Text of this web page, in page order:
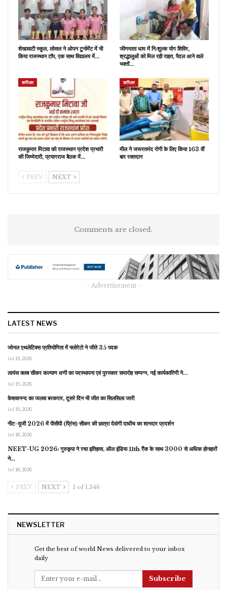
शेखावाटी स्कूल, लोसल ने ओपन टूर्नामेंट में भी
किया राजस्थान टॉप, एक साथ विद्यालय में…
जीणमाता धाम में नि:शुल्क योग शिविर,
श्रद्धालुओं को मिल रही राहत, पैदल आने वाले
भक्तों…
करिअर
राजकुमार मिटावा को राजस्थान प्रदेश प्रभारी
की जिम्मेदारी, प्रयागराज बैठक में…
करिअर
मील ने जरूरतमंद रोगी के लिए किया 163 वीं
बार रक्तदान
PREV NEXT
Comments are closed.
- Advertisement -
LATEST NEWS
जोनल एथलेटिक्स प्रतियोगिता में फ्लोरेटो ने जीते 35 पदक
Jul 19, 2026
लायंस क्लब सीकर कल्याण धणी का पदस्थापना एवं पुरस्कार समारोह सम्पन्न, नई कार्यकारिणी ने…
Jul 19, 2026
केशवानन्द का जलवा बरकरार, दूसरे दिन भी जीत का सिलसिला जारी
Jul 19, 2026
नीट-यूजी 2026 में पीसीपी (प्रिंस) सीकर की छात्रा देवांगी दाधीच का शानदार प्रदर्शन
Jul 18, 2026
NEET-UG 2026: गुरुकृपा ने रचा इतिहास, ऑल इंडिया 11th रैंक के साथ 3000 से अधिक होनहारों
ने…
Jul 18, 2026
PREV NEXT 1 of 1,346
NEWSLETTER
Get the best of world News delivered to your inbox
daily
Subscribe